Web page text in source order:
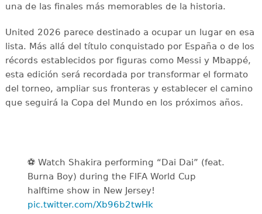
una de las finales más memorables de la historia.
United 2026 parece destinado a ocupar un lugar en esa
lista. Más allá del título conquistado por España o de los
récords establecidos por figuras como Messi y Mbappé,
esta edición será recordada por transformar el formato
del torneo, ampliar sus fronteras y establecer el camino
que seguirá la Copa del Mundo en los próximos años.
⚽️️ Watch Shakira performing “Dai Dai” (feat.
Burna Boy) during the FIFA World Cup
halftime show in New Jersey!
pic.twitter.com/Xb96b2twHk